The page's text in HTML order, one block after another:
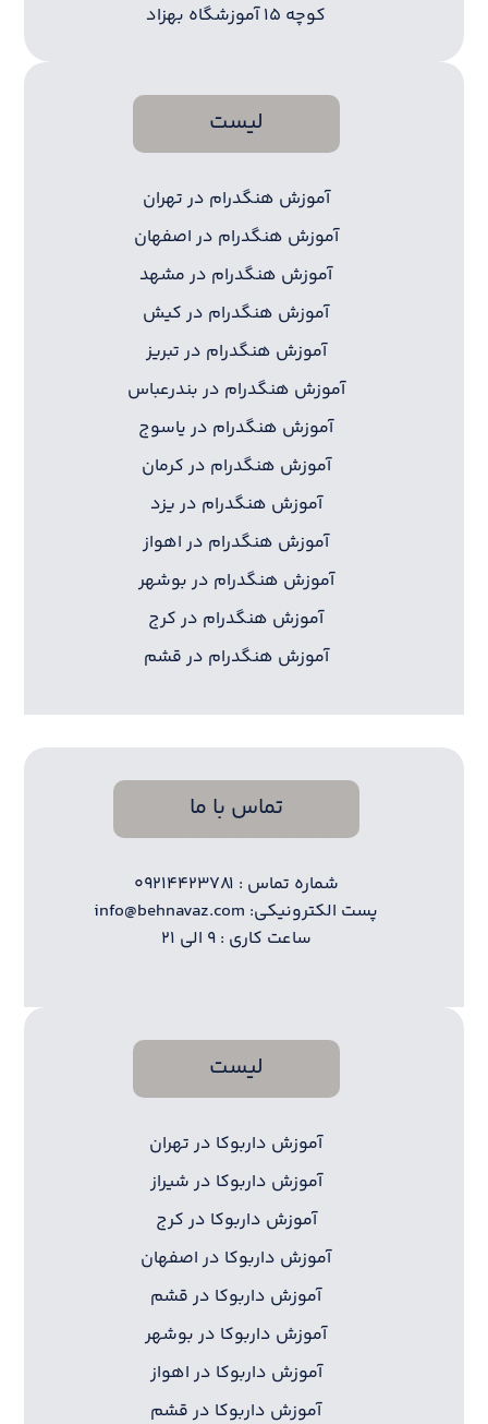
کوچه ۱۵ آموزشگاه بهزاد
لیست
آموزش هنگدرام در تهران
آموزش هنگدرام در اصفهان
آموزش هنگدرام در مشهد
آموزش هنگدرام در کیش
آموزش هنگدرام در تبریز
آموزش هنگدرام در بندرعباس
آموزش هنگدرام در یاسوج
آموزش هنگدرام در کرمان
آموزش هنگدرام در یزد
آموزش هنگدرام در اهواز
آموزش هنگدرام در بوشهر
آموزش هنگدرام در کرج
آموزش هنگدرام در قشم
تماس با ما
شماره تماس : ۰۹۲۱۴۴۲۳۷۸۱
پست الکترونیکی: info@behnavaz.com
ساعت کاری : ۹ الی ۲۱
لیست
آموزش داربوکا در تهران
آموزش داربوکا در شیراز
آموزش داربوکا در کرج
آموزش داربوکا در اصفهان
آموزش داربوکا در قشم
آموزش داربوکا در بوشهر
آموزش داربوکا در اهواز
آموزش داربوکا در قشم